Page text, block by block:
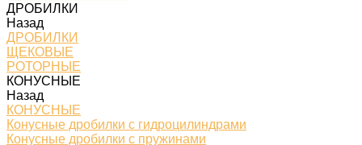
ДРОБИЛКИ
Назад
ДРОБИЛКИ
ЩЕКОВЫЕ
РОТОРНЫЕ
КОНУСНЫЕ
Назад
КОНУСНЫЕ
Конусные дробилки с гидроцилиндрами
Конусные дробилки с пружинами